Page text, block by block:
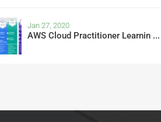
Jan 27, 2020
AWS Cloud Practitioner Learnin ...